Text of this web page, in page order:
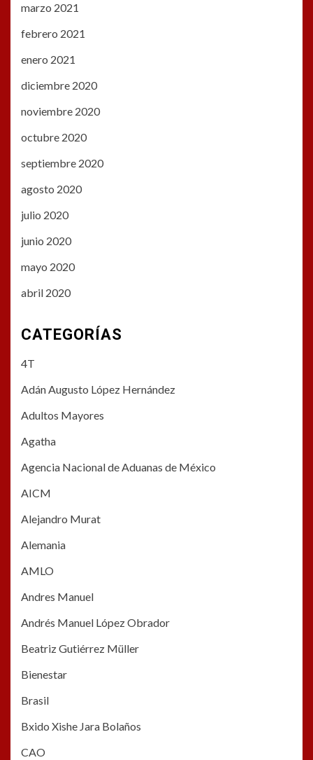
marzo 2021
febrero 2021
enero 2021
diciembre 2020
noviembre 2020
octubre 2020
septiembre 2020
agosto 2020
julio 2020
junio 2020
mayo 2020
abril 2020
CATEGORÍAS
4T
Adán Augusto López Hernández
Adultos Mayores
Agatha
Agencia Nacional de Aduanas de México
AICM
Alejandro Murat
Alemania
AMLO
Andres Manuel
Andrés Manuel López Obrador
Beatriz Gutiérrez Müller
Bienestar
Brasil
Bxido Xishe Jara Bolaños
CAO